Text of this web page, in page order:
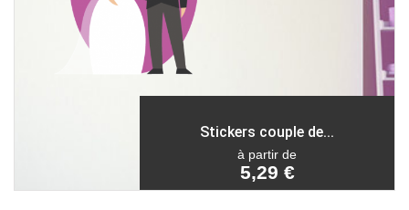
Stickers couple de...
à partir de
5,29 €